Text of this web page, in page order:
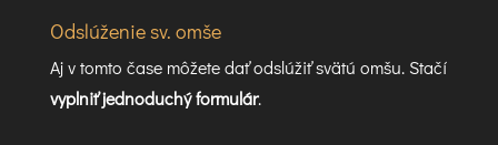
Odslúženie sv. omše
Aj v tomto čase môžete dať odslúžiť svätú omšu. Stačí
vyplniť jednoduchý formulár.